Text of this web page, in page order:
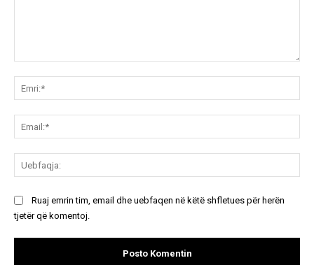
Ruaj emrin tim, email dhe uebfaqen në këtë shfletues për herën
tjetër që komentoj.